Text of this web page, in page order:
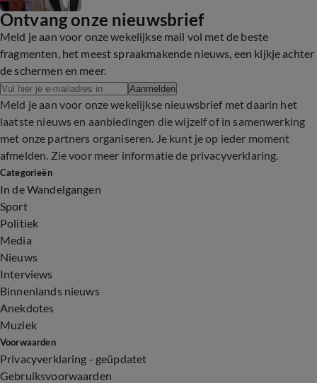
Ontvang onze nieuwsbrief
Meld je aan voor onze wekelijkse mail vol met de beste
fragmenten, het meest spraakmakende nieuws, een kijkje achter
de schermen en meer.
Aanmelden
Meld je aan voor onze wekelijkse nieuwsbrief met daarin het
laatste nieuws en aanbiedingen die wijzelf of in samenwerking
met onze partners organiseren. Je kunt je op ieder moment
afmelden. Zie voor meer informatie de privacyverklaring.
Categorieën
In de Wandelgangen
Sport
Politiek
Media
Nieuws
Interviews
Binnenlands nieuws
Anekdotes
Muziek
Voorwaarden
Privacyverklaring - geüpdatet
Gebruiksvoorwaarden